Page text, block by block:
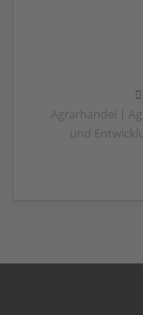
Agrarhandel |
und